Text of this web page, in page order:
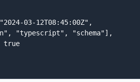
03-12T08:45:00Z",
"typescript", "schema"],
true